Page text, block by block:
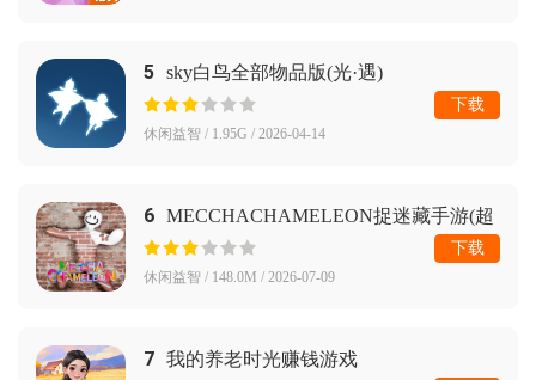
5 sky白鸟全部物品版(光·遇)
休闲益智 / 1.95G / 2026-04-14
下载
6 MECCHACHAMELEON捉迷藏手游(超
级变色龙)
休闲益智 / 148.0M / 2026-07-09
下载
7 我的养老时光赚钱游戏